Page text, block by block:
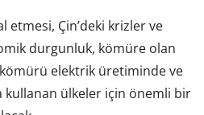
etmesi, Çin’deki krizler ve
durgunluk, kömüre olan
elektrik üretiminde ve
kullanan ülkeler için önemli bir